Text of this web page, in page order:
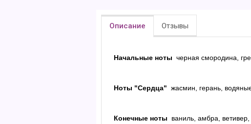
Описание Отзывы
Начальные ноты черная смородина,
Ноты "Сердца" жасмин, герань,
Конечные ноты ваниль, амбра,